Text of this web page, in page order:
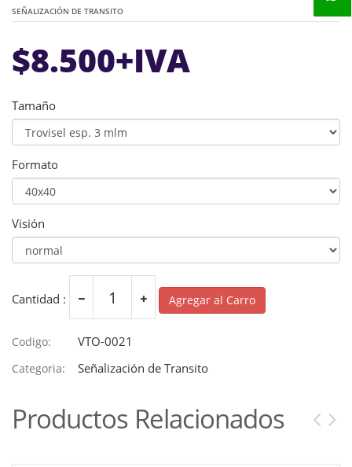
SEÑALIZACIÓN DE TRANSITO
$8.500+IVA
Tamaño
Formato
Visión
Cantidad : Agregar al Carro
Codigo: VTO-0021
Categoria: Señalización de Transito
Productos Relacionados